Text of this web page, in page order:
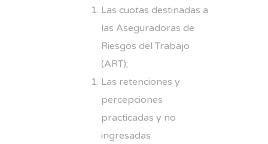
Las cuotas destinadas a
las Aseguradoras de
Riesgos del Trabajo
(ART);
Las retenciones y
percepciones
practicadas y no
ingresadas